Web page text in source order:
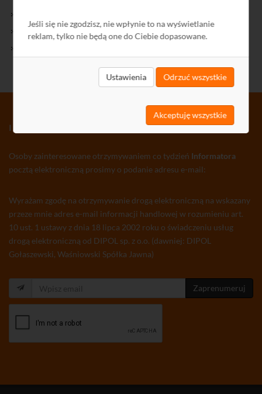
Jeśli się nie zgodzisz, nie wpłynie to na wyświetlanie
reklam, tylko nie będą one do Ciebie dopasowane.
Ustawienia Odrzuć wszystkie
Akceptuję wszystkie
Polityka Prywatności
INFORMATOR TV-SAT CCTV WLAN
Osoby zainteresowane otrzymywaniem co tydzień Informatora
pocztą elektroniczną prosimy o podanie adresu e-mail:
Wyrażam zgodę na otrzymywanie drogą elektroniczną na wskazany
przeze mnie adres e-mail informacji handlowej w rozumieniu art.
10 ust. 1 ustawy z dnia 18 lipca 2002 roku o świadczeniu usług
drogą elektroniczną od DIPOL sp. z o.o. (dawniej: DIPOL
Gołaszewski, Waśniowski Spółka Jawna)
Zaprenumeruj